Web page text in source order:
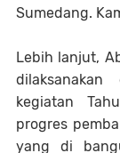
Sumedang.
Lebih lanjut,
kegiatan
progres
yang di